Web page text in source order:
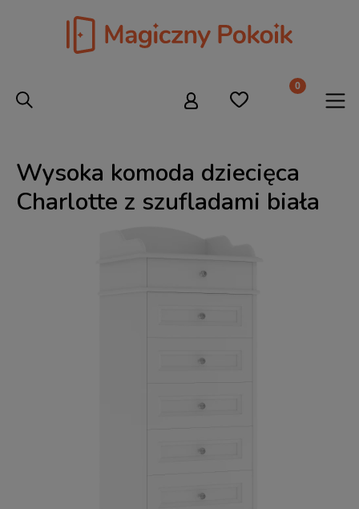
Wysoka komoda dziecięca
Charlotte z szufladami biała